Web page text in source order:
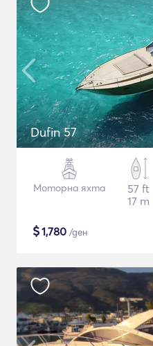
Dufin 57
Моторна яхта
57 ft
17 m
$1,780 /ден